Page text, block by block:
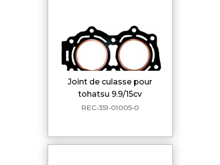
joint de culasse pour
tohatsu 9.9/15cv
REC-351-01005-0